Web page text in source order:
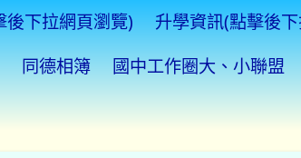
後下拉網頁瀏覽) 升學資訊(點擊後
同德相簿 國中工作圈大、小聯盟